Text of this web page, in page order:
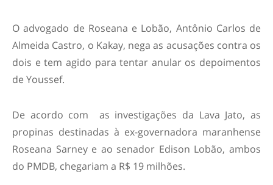
O advogado de Roseana e Lobão, Antônio Carlos de
Almeida Castro, o Kakay, nega as acusações contra os
dois e tem agido para tentar anular os depoimentos
de Youssef.
De acordo com as investigações da Lava Jato, as
propinas destinadas à ex-governadora maranhense
Roseana Sarney e ao senador Edison Lobão, ambos
do PMDB, chegariam a R$ 19 milhões.